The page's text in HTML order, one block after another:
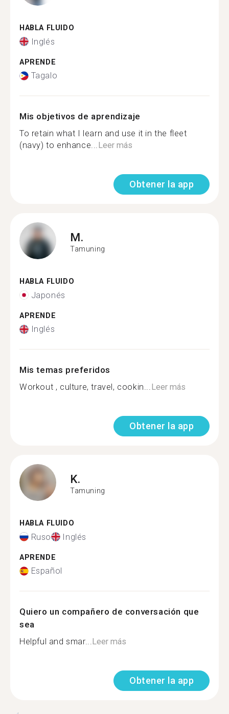
HABLA FLUIDO
Inglés
APRENDE
Tagalo
Mis objetivos de aprendizaje
To retain what I learn and use it in the fleet
(navy) to enhance...Leer más
Obtener la app
M.
Tamuning
HABLA FLUIDO
Japonés
APRENDE
Inglés
Mis temas preferidos
Workout , culture, travel, cookin...Leer más
Obtener la app
K.
Tamuning
HABLA FLUIDO
Ruso Inglés
APRENDE
Español
Quiero un compañero de conversación que
sea
Helpful and smar...Leer más
Obtener la app